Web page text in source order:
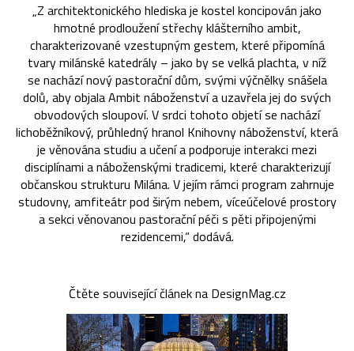
„Z architektonického hlediska je kostel koncipován jako
hmotné prodloužení střechy klášterního ambit,
charakterizované vzestupným gestem, které připomíná
tvary milánské katedrály – jako by se velká plachta, v níž
se nachází nový pastorační dům, svými výčnělky snášela
dolů, aby objala Ambit náboženství a uzavřela jej do svých
obvodových sloupoví. V srdci tohoto objetí se nachází
lichoběžníkový, průhledný hranol Knihovny náboženství, která
je věnována studiu a učení a podporuje interakci mezi
disciplínami a náboženskými tradicemi, které charakterizují
občanskou strukturu Milána. V jejím rámci program zahrnuje
studovny, amfiteátr pod širým nebem, víceúčelové prostory
a sekci věnovanou pastorační péči s pěti připojenými
rezidencemi,“ dodává.
Čtěte související článek na DesignMag.cz